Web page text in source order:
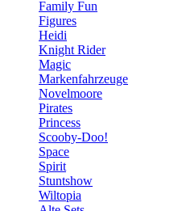
Family Fun
Figures
Heidi
Knight Rider
Magic
Markenfahrzeuge
Novelmoore
Pirates
Princess
Scooby-Doo!
Space
Spirit
Stuntshow
Wiltopia